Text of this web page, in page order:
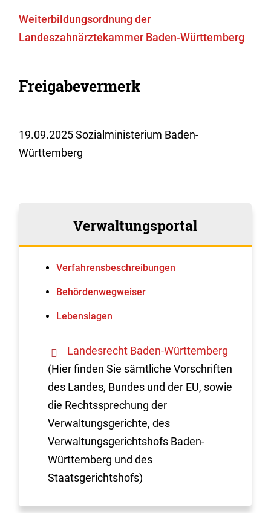
Weiterbildungsordnung der
Landeszahnärztekammer Baden-Württemberg
Freigabevermerk
19.09.2025 Sozialministerium Baden-
Württemberg
Verwaltungsportal
Verfahrens­beschreibungen
Behördenwegweiser
Lebenslagen
Landesrecht Baden-Württemberg
(Hier finden Sie sämtliche Vorschriften
des Landes, Bundes und der EU, sowie
die Rechtssprechung der
Verwaltungsgerichte, des
Verwaltungsgerichtshofs Baden-
Württemberg und des
Staatsgerichtshofs)